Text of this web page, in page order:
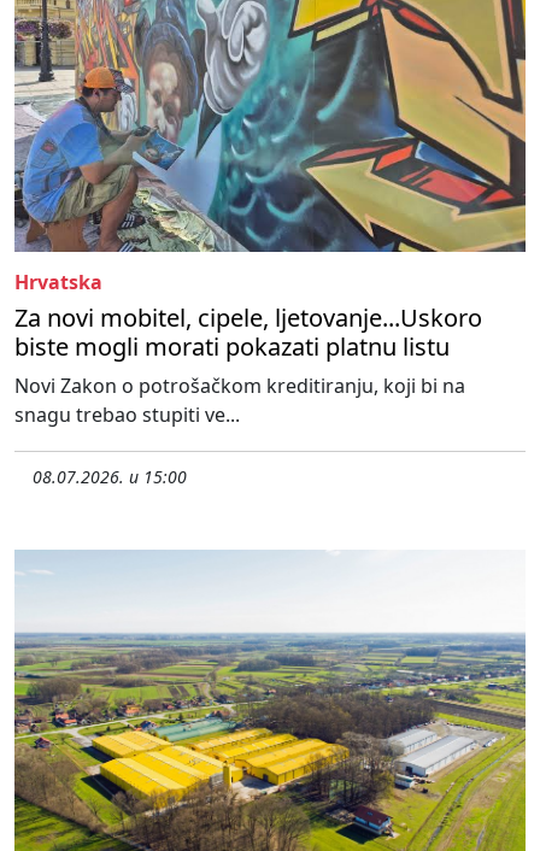
Hrvatska
Za novi mobitel, cipele, ljetovanje...Uskoro
biste mogli morati pokazati platnu listu
Novi Zakon o potrošačkom kreditiranju, koji bi na
snagu trebao stupiti ve...
08.07.2026. u 15:00